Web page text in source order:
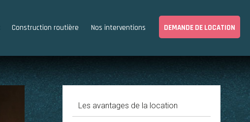
Construction routière Nos interventions DEMANDE DE LOCATION
Les avantages de la location